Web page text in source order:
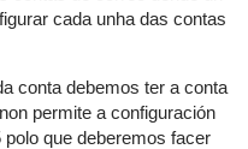
cada unha das contas
conta debemos ter a conta
permite a configuración
que deberemos facer